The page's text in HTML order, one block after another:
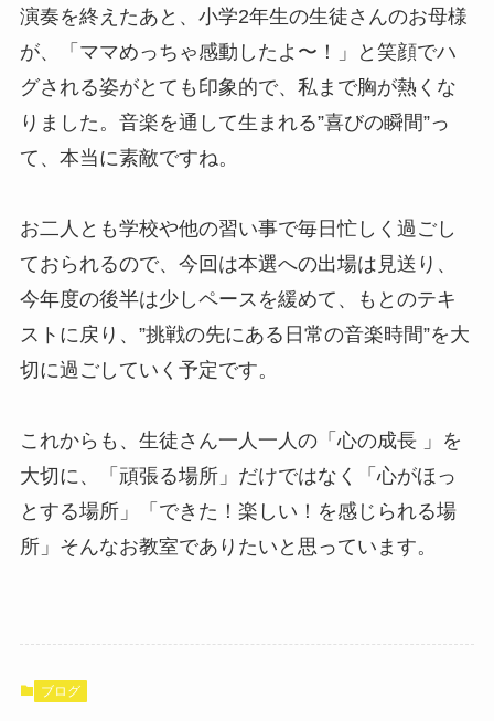
演奏を終えたあと、小学2年生の生徒さんのお母様
が、「ママめっちゃ感動したよ〜！」と笑顔でハ
グされる姿がとても印象的で、私まで胸が熱くな
りました。音楽を通して生まれる”喜びの瞬間”っ
て、本当に素敵ですね。
お二人とも学校や他の習い事で毎日忙しく過ごし
ておられるので、今回は本選への出場は見送り、
今年度の後半は少しペースを緩めて、もとのテキ
ストに戻り、”挑戦の先にある日常の音楽時間”を大
切に過ごしていく予定です。
これからも、生徒さん一人一人の「心の成長 」を
大切に、「頑張る場所」だけではなく「心がほっ
とする場所」「できた！楽しい！を感じられる場
所」そんなお教室でありたいと思っています。
ブログ